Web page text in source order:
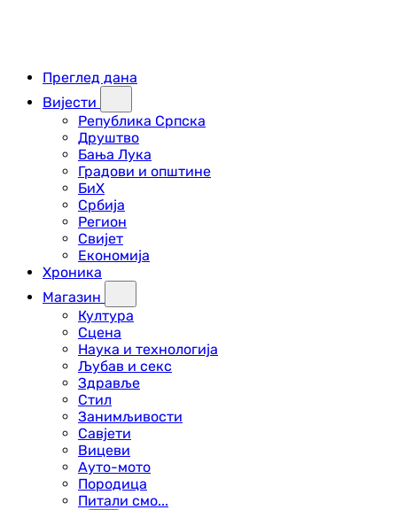
Преглед дана
Вијести
Република Српска
Друштво
Бања Лука
Градови и општине
БиХ
Србија
Регион
Свијет
Економија
Хроника
Магазин
Култура
Сцена
Наука и технологија
Љубав и секс
Здравље
Стил
Занимљивости
Савјети
Вицеви
Ауто-мото
Породица
Питали смо...